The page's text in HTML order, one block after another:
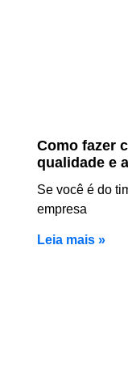
Como fazer
qualidade e
Se você é do
empresa
Leia mais »